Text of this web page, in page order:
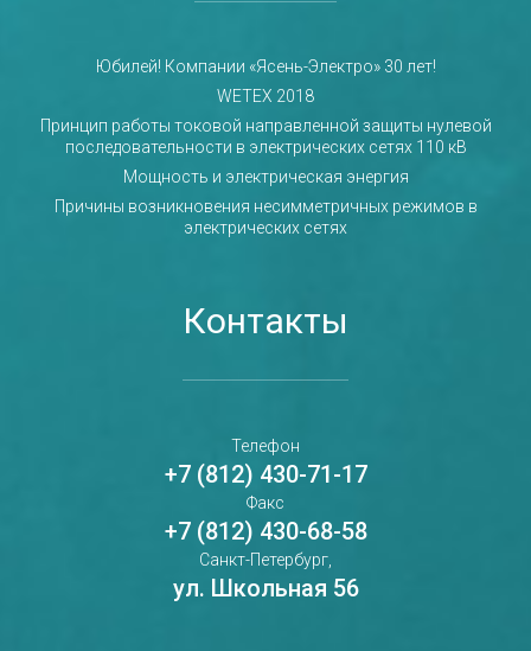
Юбилей! Компании «Ясень-Электро» 30 лет!
WETEX 2018
Принцип работы токовой направленной защиты нулевой
последовательности в электрических сетях 110 кВ
Мощность и электрическая энергия
Причины возникновения несимметричных режимов в
электрических сетях
Контакты
Телефон
+7 (812) 430-71-17
Факс
+7 (812) 430-68-58
Санкт-Петербург,
ул. Школьная 56